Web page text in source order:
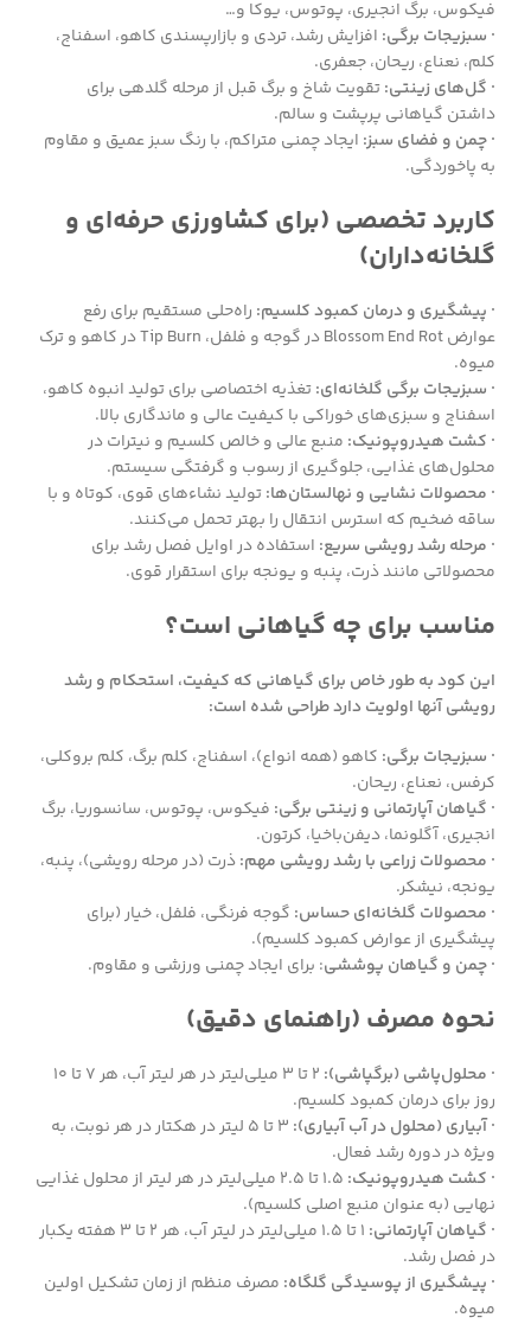
فیکوس، برگ انجیری، پوتوس، یوکا و…
· سبزیجات برگی: افزایش رشد، تردی و بازارپسندی کاهو، اسفناج،
کلم، نعناع، ریحان، جعفری.
· گل‌های زینتی:تقویت شاخ و برگ قبل از مرحله گلدهی برای
داشتن گیاهانی پرپشت و سالم.
· چمن و فضای سبز: ایجاد چمنی متراکم، با رنگ سبز عمیق و مقاوم
به پاخوردگی.
کاربرد تخصصی (برای کشاورزی حرفه‌ای و
گلخانه‌داران)
· پیشگیری و درمان کمبود کلسیم: راه‌حلی مستقیم برای رفع
عوارض Blossom End Rot در گوجه و فلفل، Tip Burn در کاهو و ترک
میوه.
· سبزیجات برگی گلخانه‌ای:تغذیه اختصاصی برای تولید انبوه کاهو،
اسفناج و سبزی‌های خوراکی با کیفیت عالی و ماندگاری بالا.
· کشت هیدروپونیک: منبع عالی و خالص کلسیم و نیترات در
محلول‌های غذایی، جلوگیری از رسوب و گرفتگی سیستم.
· محصولات نشایی و نهالستان‌ها:تولید نشاءهای قوی، کوتاه و با
ساقه ضخیم که استرس انتقال را بهتر تحمل می‌کنند.
· مرحله رشد رویشی سریع: استفاده در اوایل فصل رشد برای
محصولاتی مانند ذرت، پنبه و یونجه برای استقرار قوی.
مناسب برای چه گیاهانی است؟
این کود به طور خاص برای گیاهانی که کیفیت، استحکام و رشد
رویشی آنها اولویت دارد طراحی شده است:
· سبزیجات برگی: کاهو (همه انواع)، اسفناج، کلم برگ، کلم بروکلی،
کرفس، نعناع، ریحان.
· گیاهان آپارتمانی و زینتی برگی: فیکوس، پوتوس، سانسوریا، برگ
انجیری، آگلونما، دیفن‌باخیا، کرتون.
· محصولات زراعی با رشد رویشی مهم:ذرت (در مرحله رویشی)، پنبه،
یونجه، نیشکر.
· محصولات گلخانه‌ای حساس: گوجه فرنگی، فلفل، خیار (برای
پیشگیری از عوارض کمبود کلسیم).
· چمن و گیاهان پوششی: برای ایجاد چمنی ورزشی و مقاوم.
نحوه مصرف (راهنمای دقیق)
· محلول‌پاشی (برگپاشی):
۲ تا ۳ میلی‌لیتر در هر لیتر آب، هر ۷ تا ۱۰
روز برای درمان کمبود کلسیم.
· آبیاری (محلول در آب آبیاری):
۳ تا ۵ لیتر در هکتار در هر نوبت، به
ویژه در دوره رشد فعال.
· کشت هیدروپونیک:
۱.۵ تا ۲.۵ میلی‌لیتر در هر لیتر از محلول غذایی
نهایی (به عنوان منبع اصلی کلسیم).
· گیاهان آپارتمانی:
۱ تا ۱.۵ میلی‌لیتر در لیتر آب، هر ۲ تا ۳ هفته یکبار
در فصل رشد.
· پیشگیری از پوسیدگی گلگاه: مصرف منظم از زمان تشکیل اولین
میوه.